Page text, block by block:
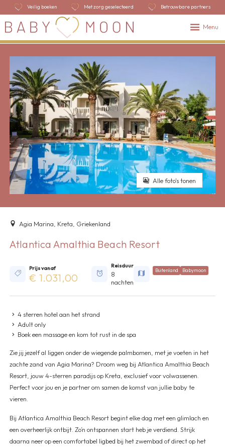
Veilig boeken Met zorg geselecteerd Betrouwbare partners
Menu
Alle foto's tonen
Agia Marina, Kreta, Griekenland
Atlantica Amalthia Beach Resort
Prijs vanaf
€ 1.031,00
Reisduur
8
nachten
Buitenland Babymoon
4 sterren hotel aan het strand
Adult only
Boek een massage en kom tot rust in de spa
Zie jij jezelf al liggen onder de wiegende palmbomen, met je voeten in het
zachte zand van Agia Marina? Droom weg bij Atlantica Amalthia Beach
Resort, jouw 4-sterren paradijs op Kreta, exclusief voor volwassenen.
Perfect voor jou en je partner om samen de komst van jullie baby te
vieren.
Bij Atlantica Amalthia Beach Resort begint elke dag met een glimlach en
een overheerlijk ontbijt. Zo’n ontspannen start heb je verdiend. Strijk
daarna neer op een comfortabel ligbed bij het zwembad of direct op het